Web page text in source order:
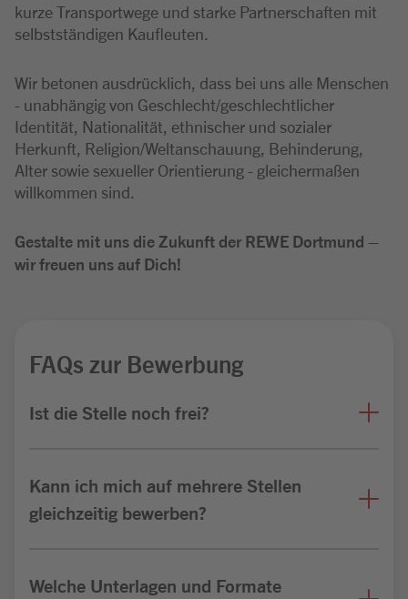
kurze Transportwege und starke Partnerschaften mit
selbstständigen Kaufleuten.
Wir betonen ausdrücklich, dass bei uns alle Menschen
- unabhängig von Geschlecht/geschlechtlicher
Identität, Nationalität, ethnischer und sozialer
Herkunft, Religion/Weltanschauung, Behinderung,
Alter sowie sexueller Orientierung - gleichermaßen
willkommen sind.
Gestalte mit uns die Zukunft der REWE Dortmund –
wir freuen uns auf Dich!
FAQs zur Bewerbung
Ist die Stelle noch frei?
Kann ich mich auf mehrere Stellen
gleichzeitig bewerben?
Welche Unterlagen und Formate